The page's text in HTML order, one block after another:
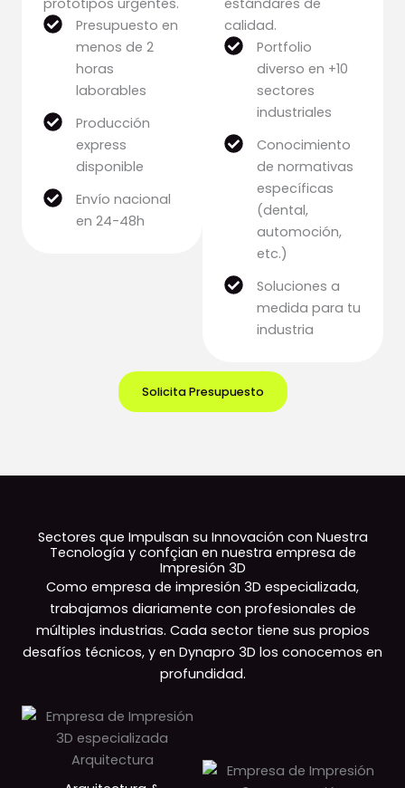
prototipos urgentes.
Presupuesto en
menos de 2
horas
laborables
Producción
express
disponible
Envío nacional
en 24-48h
estándares de
calidad.
Portfolio
diverso en +10
sectores
industriales
Conocimiento
de normativas
específicas
(dental,
automoción,
etc.)
Soluciones a
medida para tu
industria
Solicita Presupuesto
Sectores que Impulsan su Innovación con Nuestra
Tecnología y confçian en nuestra empresa de
Impresión 3D
Como empresa de impresión 3D especializada,
trabajamos diariamente con profesionales de
múltiples industrias. Cada sector tiene sus propios
desafíos técnicos, y en Dynapro 3D los conocemos en
profundidad.